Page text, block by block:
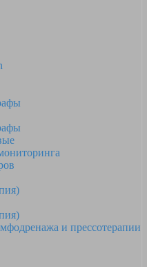
и прессотерапии